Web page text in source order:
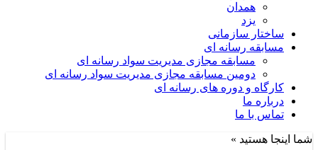
همدان
یزد
ساختار سازمانی
مسابقه رسانه ای
مسابقه مجازی مدیریت سواد رسانه ای
دومین مسابقه مجازی مدیریت سواد رسانه ای
کارگاه و دوره های رسانه ای
درباره ما
تماس با ما
شما اینجا هستید »